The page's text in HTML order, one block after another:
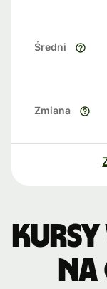
Średni
Zmiana
na